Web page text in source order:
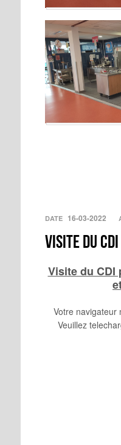
DATE 16-03-2022
Visite du CDI
Visite du CDI
Votre navigateur
Veuillez